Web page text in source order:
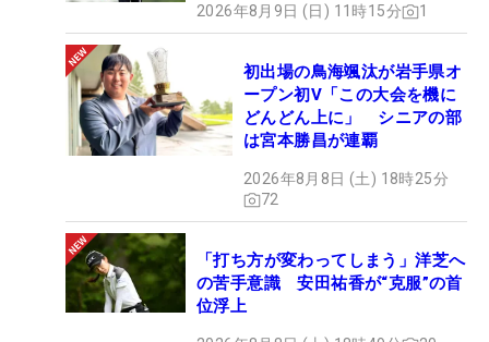
2026年8月9日 (日) 11時15分 1
初出場の鳥海颯汰が岩手県オ
ープン初V「この大会を機に
どんどん上に」 シニアの部
は宮本勝昌が連覇
2026年8月8日 (土) 18時25分
72
「打ち方が変わってしまう」洋芝へ
の苦手意識 安田祐香が“克服”の首
位浮上